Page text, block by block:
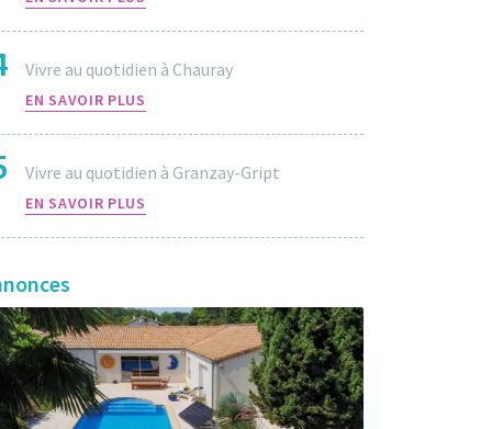
Vivre au quotidien à Chauray
EN SAVOIR PLUS
Vivre au quotidien à Granzay-Gript
EN SAVOIR PLUS